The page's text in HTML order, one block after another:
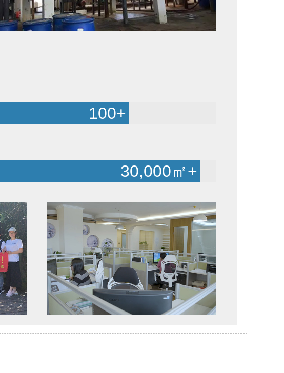
100+
30,000㎡+